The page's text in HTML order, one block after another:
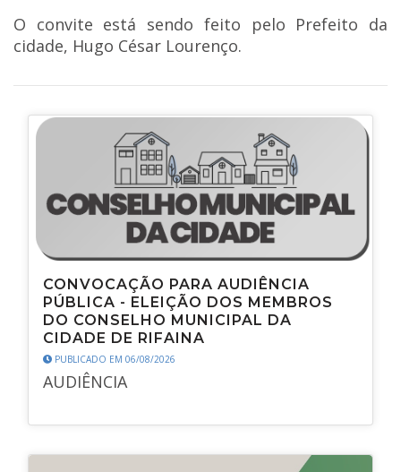
O convite está sendo feito pelo Prefeito da
cidade, Hugo César Lourenço.
CONVOCAÇÃO PARA AUDIÊNCIA
PÚBLICA - ELEIÇÃO DOS MEMBROS
DO CONSELHO MUNICIPAL DA
CIDADE DE RIFAINA
PUBLICADO EM 06/08/2026
AUDIÊNCIA